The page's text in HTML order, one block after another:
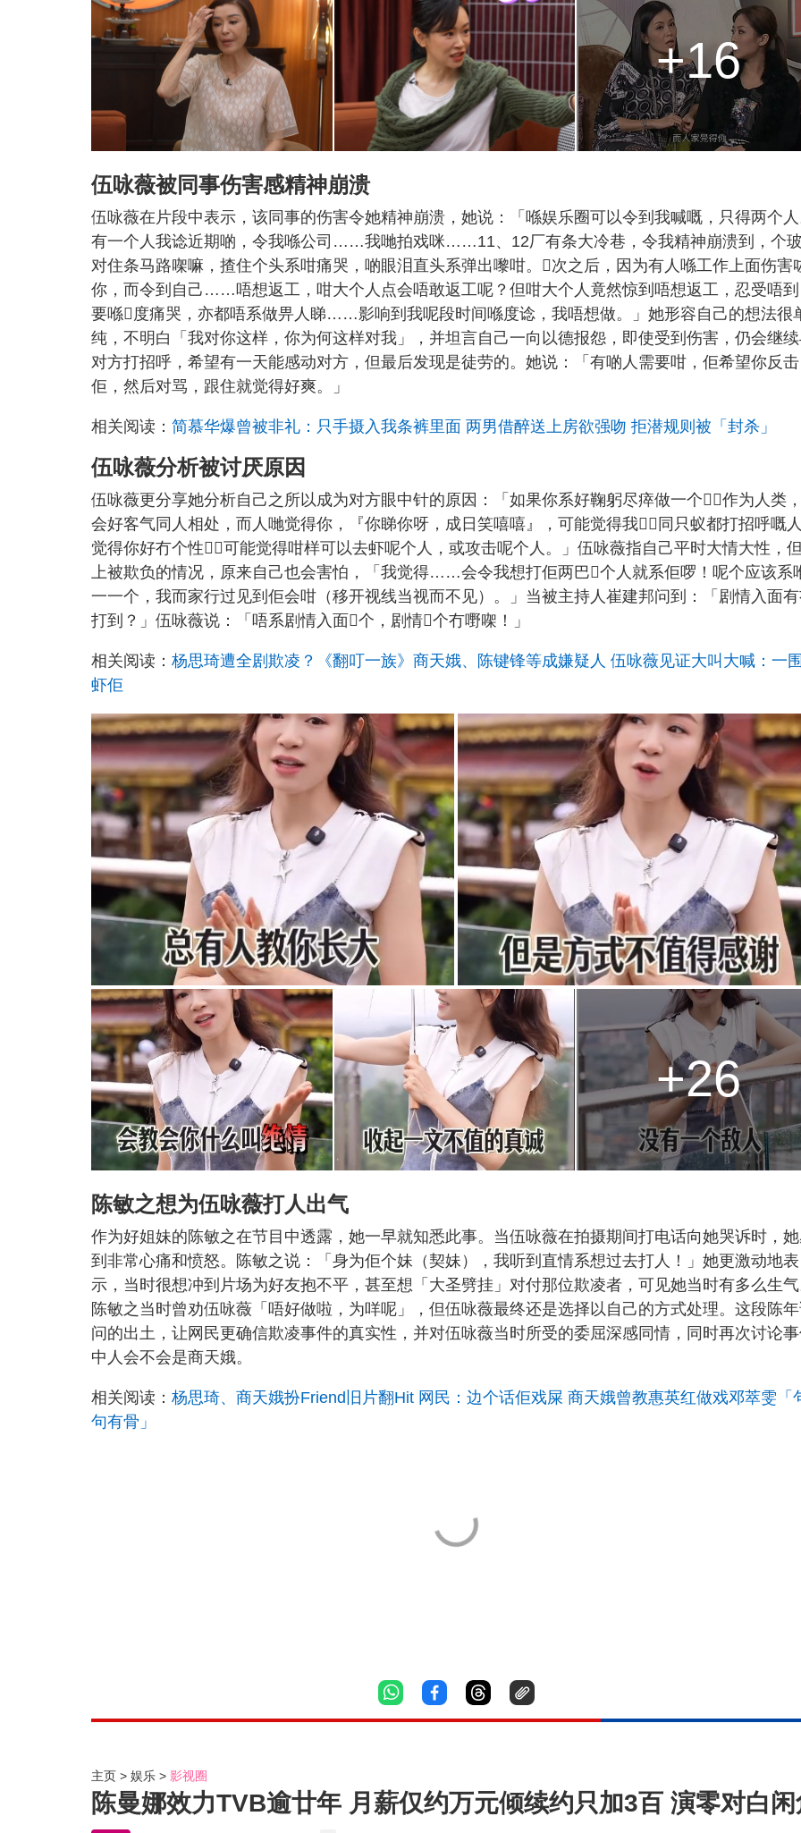
+16
伍咏薇被同事伤害感精神崩溃
伍咏薇在片段中表示，该同事的伤害令她精神崩溃，她说：「喺娱乐圈可以令到我喊嘅，只得两个
有一个人我谂近期啲，令我喺公司……我哋拍戏咪……11、12厂有条大冷巷，令我精神崩溃到，个
对住条马路㗎嘛，揸住个头系咁痛哭，啲眼泪直头系弹出嚟咁。𠮶次之后，因为有人喺工作上面伤害
你，而令到自己……唔想返工，咁大个人点会唔敢返工呢？但咁大个人竟然惊到唔想返工，忍受唔
要喺𠮶度痛哭，亦都唔系做畀人睇……影响到我呢段时间喺度谂，我唔想做。」她形容自己的想法很
纯，不明白「我对你这样，你为何这样对我」，并坦言自己一向以德报怨，即使受到伤害，仍会继
对方打招呼，希望有一天能感动对方，但最后发现是徒劳的。她说：「有啲人需要咁，佢希望你反击
佢，然后对骂，跟住就觉得好爽。」
相关阅读： 简慕华爆曾被非礼：只手摄入我条裤里面 两男借醉送上房欲强吻 拒潜规则被「封杀」
伍咏薇分析被讨厌原因
伍咏薇更分享她分析自己之所以成为对方眼中针的原因：「如果你系好鞠躬尽瘁做一个⋯⋯作为人类
会好客气同人相处，而人哋觉得你，『你睇你呀，成日笑嘻嘻』，可能觉得我⋯⋯同只蚁都打招呼嘅
觉得你好冇个性⋯⋯可能觉得咁样可以去虾呢个人，或攻击呢个人。」伍咏薇指自己平时大情大性，
上被欺负的情况，原来自己也会害怕，「我觉得……会令我想打佢两巴𠮶个人就系佢啰！呢个应该系
一一个，我而家行过见到佢会咁（移开视线当视而不见）。」当被主持人崔建邦问到：「剧情入面
打到？」伍咏薇说：「唔系剧情入面𠮶个，剧情𠮶个冇嘢㗎！」
相关阅读： 杨思琦遭全剧欺凌？《翻叮一族》商天娥、陈键锋等成嫌疑人 伍咏薇见证大叫大喊：一
虾佢
+26
陈敏之想为伍咏薇打人出气
作为好姐妹的陈敏之在节目中透露，她一早就知悉此事。当伍咏薇在拍摄期间打电话向她哭诉时，
到非常心痛和愤怒。陈敏之说：「身为佢个妹（契妹），我听到直情系想过去打人！」她更激动地表
示，当时很想冲到片场为好友抱不平，甚至想「大圣劈挂」对付那位欺凌者，可见她当时有多么生
陈敏之当时曾劝伍咏薇「唔好做啦，为咩呢」，但伍咏薇最终还是选择以自己的方式处理。这段陈
问的出土，让网民更确信欺凌事件的真实性，并对伍咏薇当时所受的委屈深感同情，同时再次讨论
中人会不会是商天娥。
相关阅读： 杨思琦、商天娥扮Friend旧片翻Hit 网民：边个话佢戏屎 商天娥曾教惠英红做戏邓萃雯「
句有骨」
主页 娱乐 影视圈
陈曼娜效力TVB逾廿年 月薪仅约万元倾续约只加3百 演零对白